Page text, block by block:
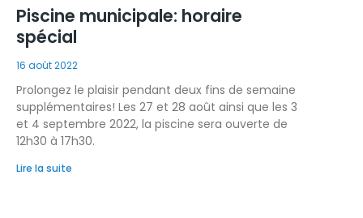
Piscine municipale: horaire
spécial
16 août 2022
Prolongez le plaisir pendant deux fins de semaine
supplémentaires! Les 27 et 28 août ainsi que les 3
et 4 septembre 2022, la piscine sera ouverte de
12h30 à 17h30.
Lire la suite